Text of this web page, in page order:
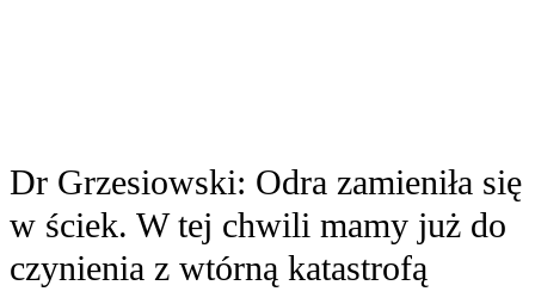
Dr Grzesiowski: Odra zamieniła się
w ściek. W tej chwili mamy już do
czynienia z wtórną katastrofą